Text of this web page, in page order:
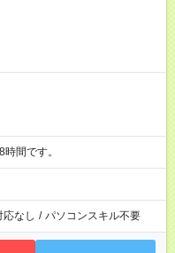
働8時間です。
応なし / パソコンスキル不要